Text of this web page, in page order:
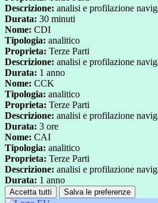
Descrizione: analisi e profilazione
Durata: 30 minuti
Nome: CDI
Tipologia: analitico
Proprieta: Terze Parti
Descrizione: analisi e profilazione
Durata: 1 anno
Nome: CCK
Tipologia: analitico
Proprieta: Terze Parti
Descrizione: analisi e profilazione
Durata: 3 ore
Nome: CAI
Tipologia: analitico
Proprieta: Terze Parti
Descrizione: analisi e profilazione
Durata: 1 anno
Accetta tutti Salva le preferenze